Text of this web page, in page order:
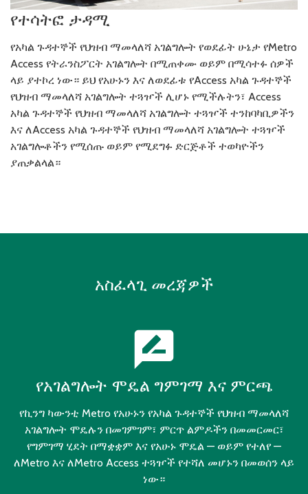
የተሳትፎ ታዳሚ
የአካል ጉዳተኞች የህዝብ ማመላለሻ አገልግሎት የወደፊት ሁኔታ የMetro
Access የትራንስፖርት አገልግሎት በሚጠቀሙ ወይም በሚሳተፉ ሰዎች
ላይ ያተኮረ ነው። ይህ የአሁኑን እና ለወደፊቱ የAccess አካል ጉዳተኞች
የህዝብ ማመላለሻ አገልግሎት ተጓዦች ሊሆኑ የሚችሉትን፣ Access
አካል ጉዳተኞች የህዝብ ማመላለሻ አገልግሎት ተጓዦች ተንከባካቢዎችን
እና ለAccess አካል ጉዳተኞች የህዝብ ማመላለሻ አገልግሎት ተጓዦች
አገልግሎቶችን የሚሰጡ ወይም የሚደግፉ ድርጅቶች ተወካዮችን
ያጠቃልላል።
አስፈላጊ መረጃዎች
rate_review
የአገልግሎት ሞዴል ግምገማ እና ምርጫ
የኪንግ ካውንቲ Metro የአሁኑን የአካል ጉዳተኞች የህዝብ ማመላለሻ
አገልግሎት ሞዴሉን በመገምገም፣ ምርጥ ልምዶችን በመመርመር፣
የግምገማ ሂደት በማቋቋም እና የአሁኑ ሞዴል — ወይም የተለየ —
ለMetro እና ለMetro Access ተጓዦች የተሻለ መሆኑን በመወሰን ላይ
ነው።